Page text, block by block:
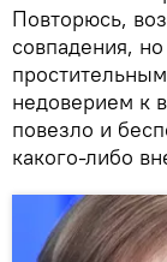
Повторюсь,
совпадения,
недоверием к
повезло и
какого-либо